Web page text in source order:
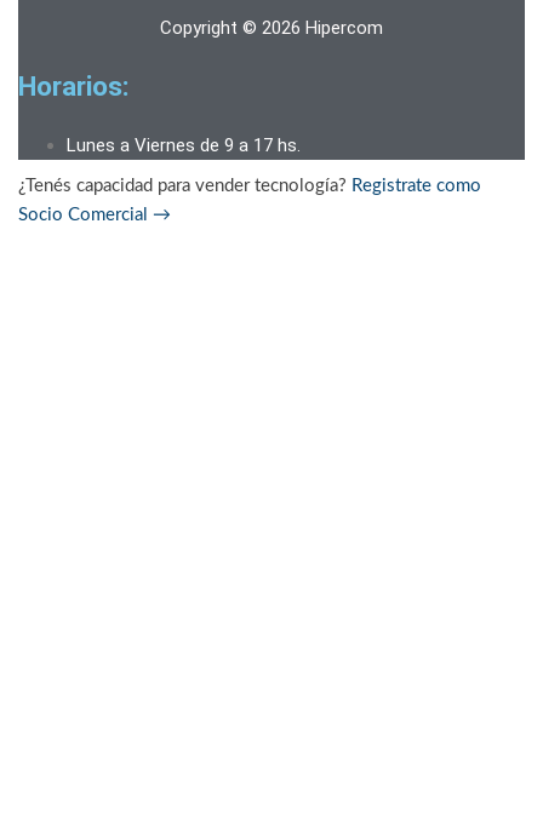
Copyright © 2026 Hipercom
Horarios:
Lunes a Viernes de 9 a 17 hs.
¿Tenés capacidad para vender tecnología? Registrate como
Socio Comercial →